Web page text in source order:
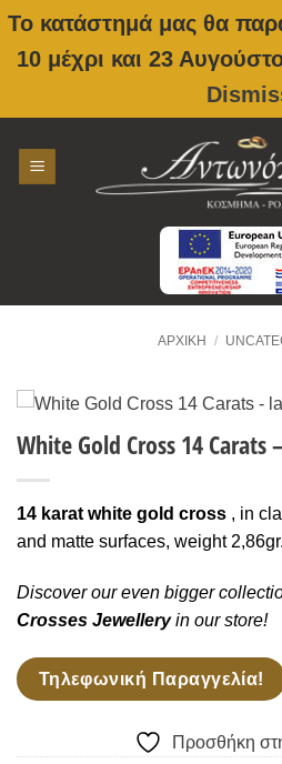
Το κατάστημά μας θα
10 μέχρι και 23
content
ΑΡΧΙΚΉ /
White Gold Cross 14 Carats
14 karat white gold cross , in
and matte surfaces, weight 2,86gr.
Discover our even bigger
Crosses Jewelleryin our store!
Τηλεφωνική Παραγγελία!
Προσθήκη